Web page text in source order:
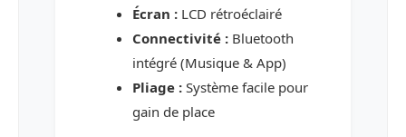
Écran : LCD rétroéclairé
Connectivité : Bluetooth
intégré (Musique & App)
Pliage : Système facile pour
gain de place